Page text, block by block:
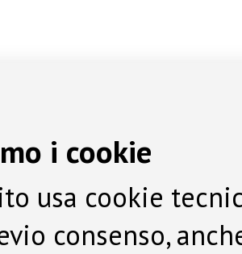
i cookie
usa cookie
consenso,